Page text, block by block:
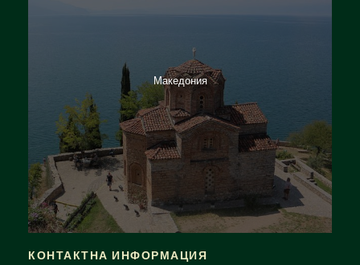
Македония
КОНТАКТНА ИНФОРМАЦИЯ